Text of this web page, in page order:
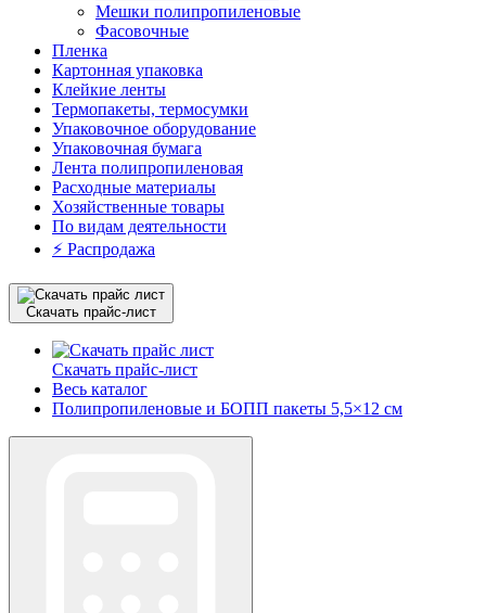
Мешки полипропиленовые
Фасовочные
Пленка
Картонная упаковка
Клейкие ленты
Термопакеты, термосумки
Упаковочное оборудование
Упаковочная бумага
Лента полипропиленовая
Расходные материалы
Хозяйственные товары
По видам деятельности
⚡️ Распродажа
Скачать прайс-лист
Скачать прайс-лист
Весь каталог
Полипропиленовые и БОПП пакеты 5,5×12 см